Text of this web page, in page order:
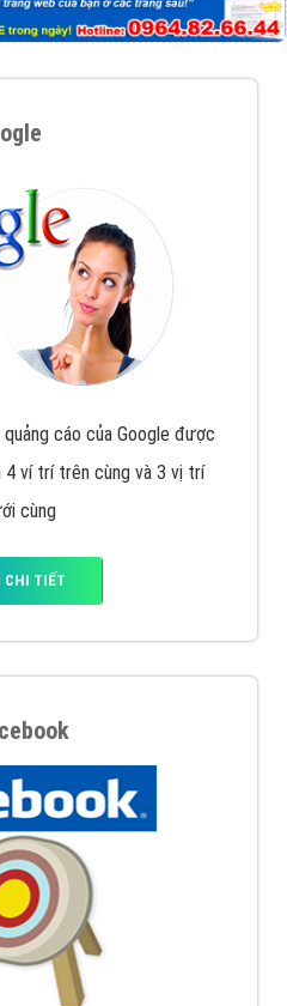
cáo của Google được
ví trí trên cùng và 3 vị trí
cùng
CHI TIẾT